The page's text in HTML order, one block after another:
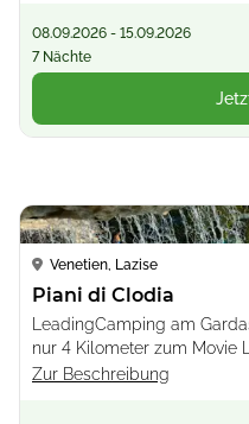
08.09.2026 - 15.09.2026
7 Nächte
Venetien, Lazise
Piani di Clodia
LeadingCamping am
nur 4 Kilometer zum Movie
Gardaland
Zur Beschreibung